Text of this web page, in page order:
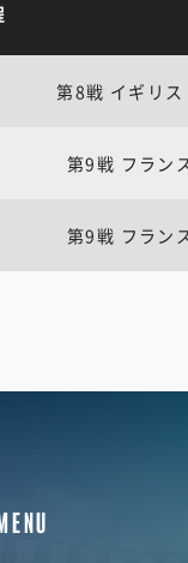
第8戦 イギリ
第9戦 フラン
第9戦 フラン
MENU